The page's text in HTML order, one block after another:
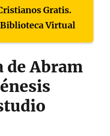
Gratis.
Virtual
de Abram